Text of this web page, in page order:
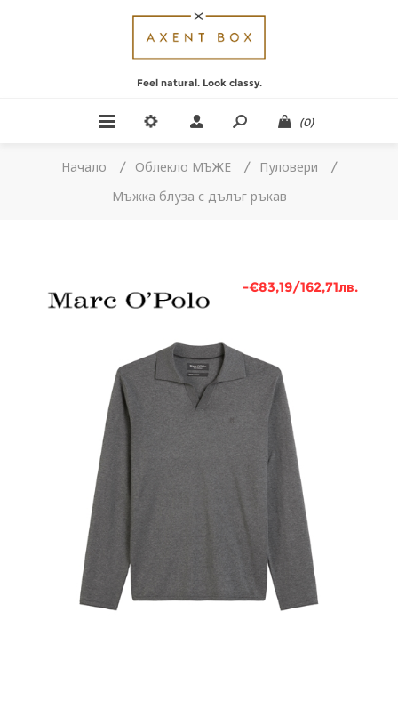
Feel natural. Look classy.
(0)
Начало / Облекло МЪЖЕ / Пуловери
/
Мъжка блуза с дълъг ръкав
-€83,19/162,71лв.